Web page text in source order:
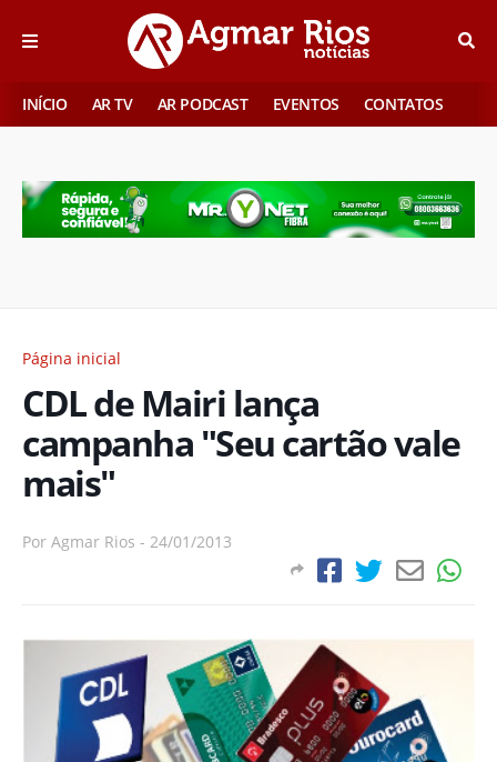
INÍCIO AR TV AR PODCAST EVENTOS CONTATOS
Página inicial
CDL de Mairi lança
campanha "Seu cartão vale
mais"
Por Agmar Rios - 24/01/2013